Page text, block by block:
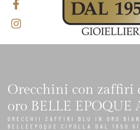
Orecchini con zaffiri
oro BELLE EPOQUE
ORECCHII ZAFFIRI BLU IN ORO
BELLEEPOQUE CIPOLLA DAL 1950